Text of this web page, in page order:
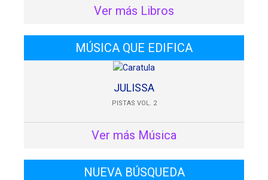
Ver más Libros
MÚSICA QUE EDIFICA
JULISSA
PISTAS VOL. 2
Ver más Música
NUEVA BÚSQUEDA